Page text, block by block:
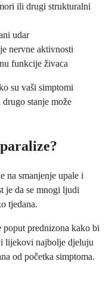
ili drugi strukturalni
udar
nervne aktivnosti
funkcije živaca
su vaši simptomi
stanje može
na smanjenje upale i
je da se mnogi ljudi
tjedana.
prednizona kako bi
lijekovi najbolje djeluju
od početka simptoma.